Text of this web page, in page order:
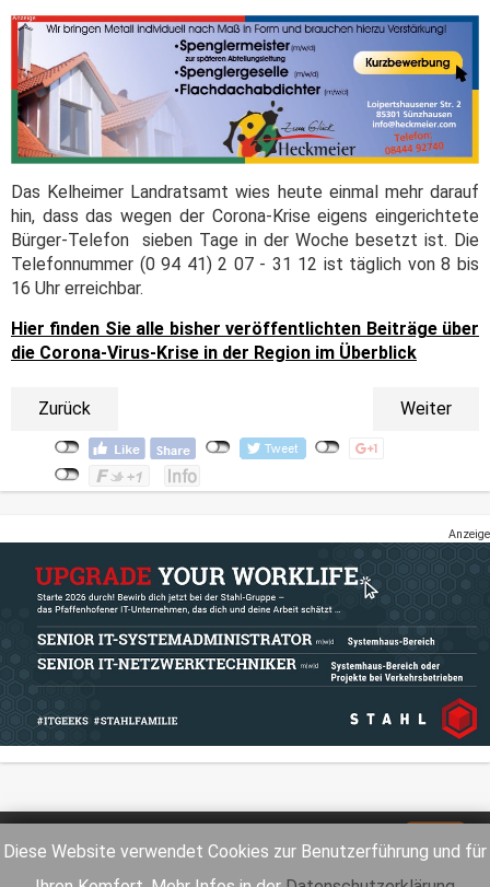
Diese Website verwendet Cookies zur Benutzerführung und für
Das Kelheimer Landratsamt wies heute einmal mehr darauf
hin, dass das wegen der Corona-Krise eigens eingerichtete
Bürger-Telefon sieben Tage in der Woche besetzt ist. Die
Telefonnummer (0 94 41) 2 07 - 31 12 ist täglich von 8 bis
16 Uhr erreichbar.
Hier finden Sie alle bisher veröffentlichten Beiträge über
die Corona-Virus-Krise in der Region im Überblick
Zurück Weiter
Anzeige